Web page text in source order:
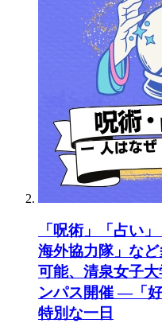
「呪術」「占い
海外協力隊」な
可能、清泉女子
ンパス開催 ―「
特別な一日